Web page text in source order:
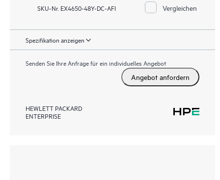
SKU-Nr. EX4650-48Y-DC-AFI Vergleichen
Spezifikation anzeigen
Senden Sie Ihre Anfrage für ein individuelles Angebot
Angebot anfordern
HEWLETT PACKARD
ENTERPRISE